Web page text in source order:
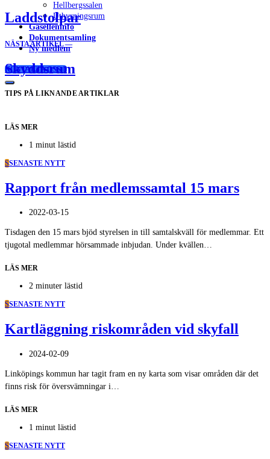
Hellbergssalen
Uthyrningsrum
Gaselleninfo
Dokumentsamling
Ny medlem
KONTAKTA OSS
Laddstolpar
NÄSTA ARTIKEL —
Skyddsrum
TIPS PÅ LIKNANDE ARTIKLAR
LÄS MER
1 minut lästid
SSENASTE NYTT
Rapport från medlemssamtal 15 mars
2022-03-15
Tisdagen den 15 mars bjöd styrelsen in till samtalskväll för medlemmar. Ett
tjugotal medlemmar hörsammade inbjudan. Under kvällen…
LÄS MER
2 minuter lästid
SSENASTE NYTT
Kartläggning riskområden vid skyfall
2024-02-09
Linköpings kommun har tagit fram en ny karta som visar områden där det
finns risk för översvämningar i…
LÄS MER
1 minut lästid
SSENASTE NYTT